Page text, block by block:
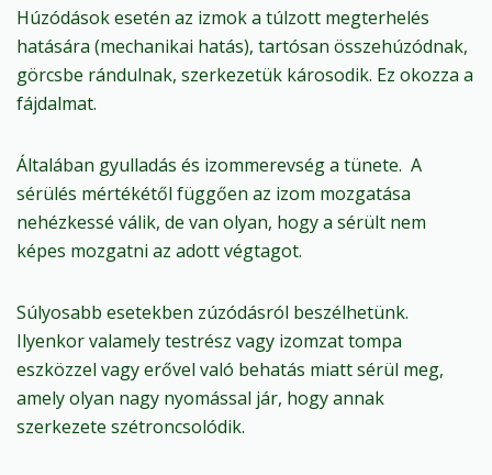
Húzódások esetén az izmok a túlzott megterhelés
hatására (mechanikai hatás), tartósan összehúzódnak,
görcsbe rándulnak, szerkezetük károsodik. Ez okozza a
fájdalmat.
Általában gyulladás és izommerevség a tünete. A
sérülés mértékétől függően az izom mozgatása
nehézkessé válik, de van olyan, hogy a sérült nem
képes mozgatni az adott végtagot.
Súlyosabb esetekben zúzódásról beszélhetünk.
Ilyenkor valamely testrész vagy izomzat tompa
eszközzel vagy erővel való behatás miatt sérül meg,
amely olyan nagy nyomással jár, hogy annak
szerkezete szétroncsolódik.